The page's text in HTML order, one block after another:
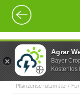
Agrar
Bayer
Kostenlos
Pflanzenschutzmittel /